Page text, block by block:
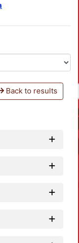
Back to results